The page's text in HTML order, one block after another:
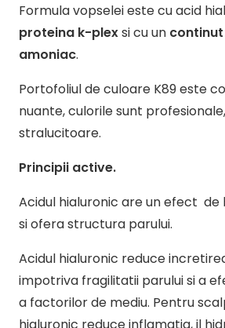
Expert
100
ml
Formula vopselei este cu acid
proteina k-plexsi cu un
amoniac.
Portofoliul de culoare K89 este
nuante, culorile sunt
stralucitoare.
Principii active.
Acidul hialuronic are un efect de
si ofera structura parului.
Acidul hialuronic reduce
impotriva fragilitatii parului si a
a factorilor de mediu. Pentru